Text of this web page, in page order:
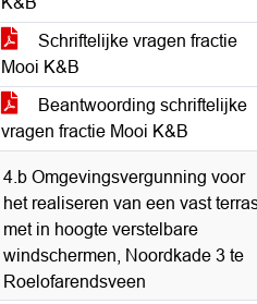
Schriftelijke vragen fractie
Mooi K&B
Beantwoording schriftelijke
vragen fractie Mooi K&B
4.b Omgevingsvergunning voor
het realiseren van een vast
met in hoogte verstelbare
windschermen, Noordkade 3 te
Roelofarendsveen